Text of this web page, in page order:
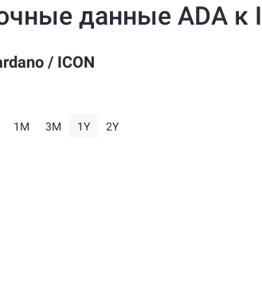
данные ADA к
/ ICON
1M 3M 1Y 2Y